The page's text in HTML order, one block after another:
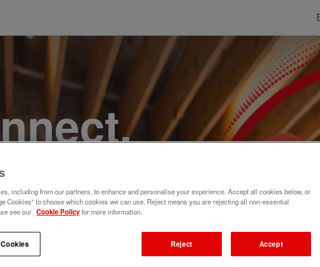
a
Join
including from our partners, to enhance and personalise your experience. Accept all cookies below, or
Cookies" to choose which cookies we can use. Reject means you are rejecting all non-essential
see our Cookie Policyfor more information.
Reject Accept